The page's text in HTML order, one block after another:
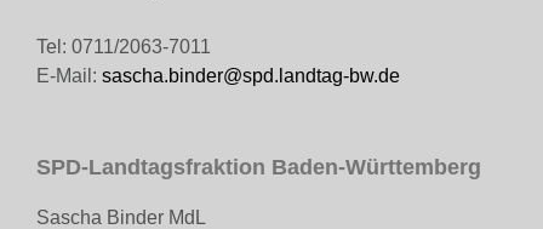
Tel: 0711/2063-7011
E-Mail: sascha.binder@spd.landtag-bw.de
SPD-Landtagsfraktion Baden-Württemberg
Sascha Binder MdL